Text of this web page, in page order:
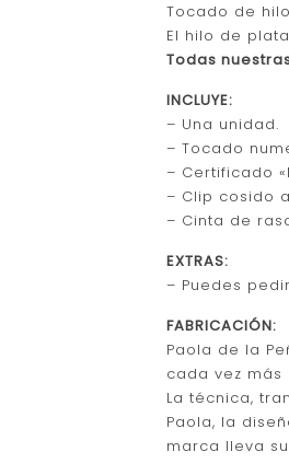
Tocado de
El hilo de
Todas
INCLUYE:
– Una unidad.
– Tocado
– Certificado
– Clip cosido
– Cinta de
EXTRAS:
– Puedes
FABRICACIÓN:
Paola de la
cada vez más
La técnica,
Paola, la
marca lleva